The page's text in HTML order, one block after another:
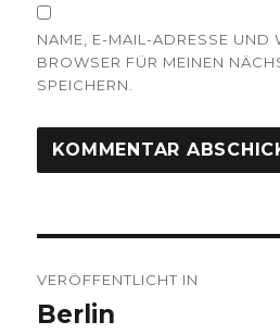
NAME, E-MAIL-ADRESSE UND
BROWSER FÜR MEINEN
SPEICHERN.
VERÖFFENTLICHT IN
Berlin